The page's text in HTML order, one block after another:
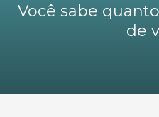
Você sabe
de